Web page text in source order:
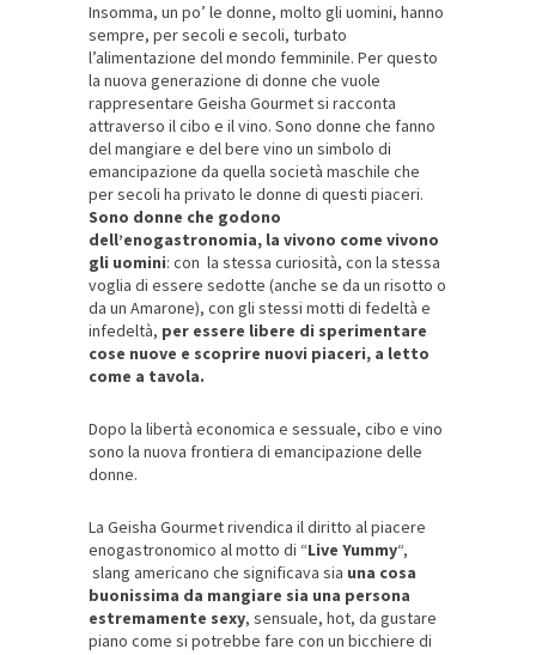
Insomma, un po’ le donne, molto gli uomini, hanno
sempre, per secoli e secoli, turbato
l’alimentazione del mondo femminile. Per questo
la nuova generazione di donne che vuole
rappresentare Geisha Gourmet si racconta
attraverso il cibo e il vino. Sono donne che fanno
del mangiare e del bere vino un simbolo di
emancipazione da quella società maschile che
per secoli ha privato le donne di questi piaceri.
Sono donne che godono
dell’enogastronomia, la vivono come vivono
gli uomini: con la stessa curiosità, con la stessa
voglia di essere sedotte (anche se da un risotto o
da un Amarone), con gli stessi motti di fedeltà e
infedeltà, per essere libere di sperimentare
cose nuove e scoprire nuovi piaceri, a letto
come a tavola.
Dopo la libertà economica e sessuale, cibo e vino
sono la nuova frontiera di emancipazione delle
donne.
La Geisha Gourmet rivendica il diritto al piacere
enogastronomico al motto di “Live Yummy“,
slang americano che significava sia una cosa
buonissima da mangiare sia una persona
estremamente sexy, sensuale, hot, da gustare
piano come si potrebbe fare con un bicchiere di